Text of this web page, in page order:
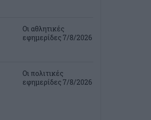
Οι αθλητικές
εφημερίδες 7/8/2026
Οι πολιτικές
εφημερίδες 7/8/2026